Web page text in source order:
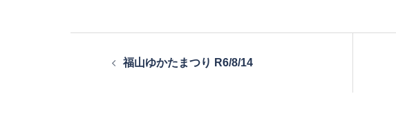
福山ゆかたまつり R6/8/14